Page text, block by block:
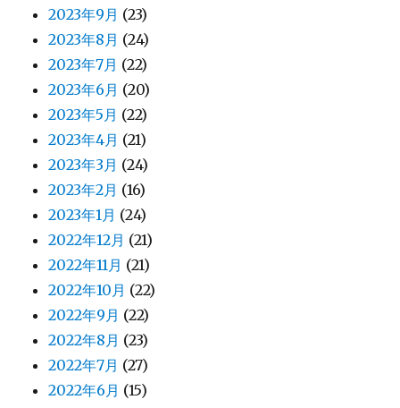
2023年9月 (23)
2023年8月 (24)
2023年7月 (22)
2023年6月 (20)
2023年5月 (22)
2023年4月 (21)
2023年3月 (24)
2023年2月 (16)
2023年1月 (24)
2022年12月 (21)
2022年11月 (21)
2022年10月 (22)
2022年9月 (22)
2022年8月 (23)
2022年7月 (27)
2022年6月 (15)